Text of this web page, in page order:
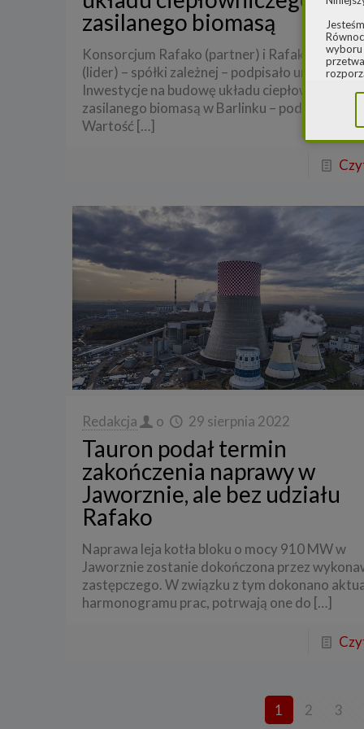
zasilanego biomasą
Konsorcjum Rafako (partner) i Rafako
(lider) – spółki zależnej – podpisało umowę z
Inwestycje na budowę układu ciepłowniczego
zasilanego biomasą w Barlinku – podało Rafako.
Wartość […]
Redakcja o 29 sierpnia 2022
Tauron podał termin
zakończenia naprawy w
Jaworznie, ale bez udziału
Rafako
Naprawa leja kotła bloku o mocy 910 MW w
Jaworznie zostanie dokończona przez
zastępczego. W związku z tym dokonano
harmonogramu prac, potrwają one do […]
1 2 3
wyboru
2.
danych
W
a) pod
b)
3.
stron i
4. Cel
Twoje
a)
swoje
b)
oraz
c)